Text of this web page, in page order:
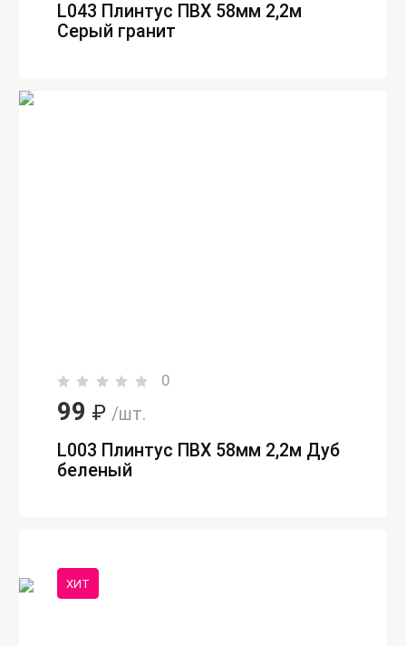
L043 Плинтус ПВХ 58мм 2,2м
Серый гранит
0
99 ₽ /шт.
L003 Плинтус ПВХ 58мм 2,2м Дуб
беленый
ХИТ